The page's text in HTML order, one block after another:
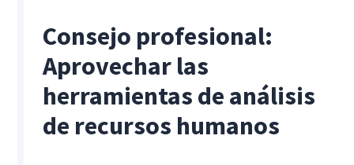
Consejo profesional:
Aprovechar las
herramientas de análisis
de recursos humanos